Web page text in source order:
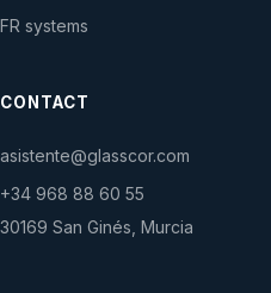
FR systems
CONTACT
asistente@glasscor.com
+34 968 88 60 55
30169 San Ginés, Murcia